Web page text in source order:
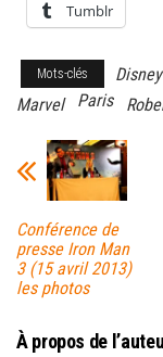
Tumblr
Mots-clés Disney
Marvel
Paris
Conférence de
presse Iron Man
3 (15 avril 2013)
les photos
À propos de